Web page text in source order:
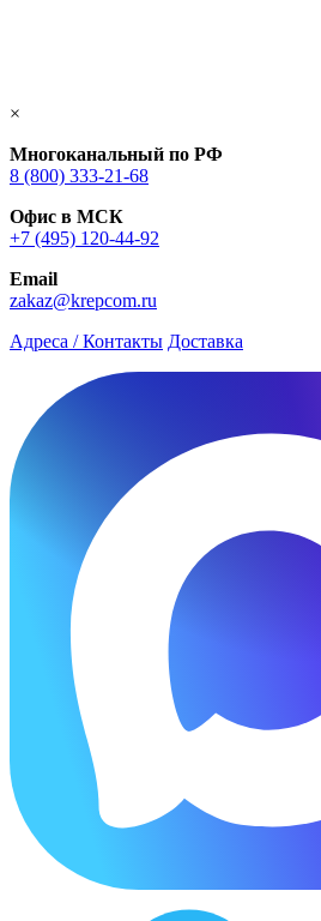
×
Многоканальный по РФ
8 (800) 333‑21-68
Офис в МСК
+7 (495) 120-44-92
Email
zakaz@krepcom.ru
Адреса / Контакты Доставка